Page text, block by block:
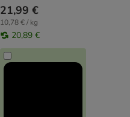
21,99 €
10,78 € / kg
20,89 €